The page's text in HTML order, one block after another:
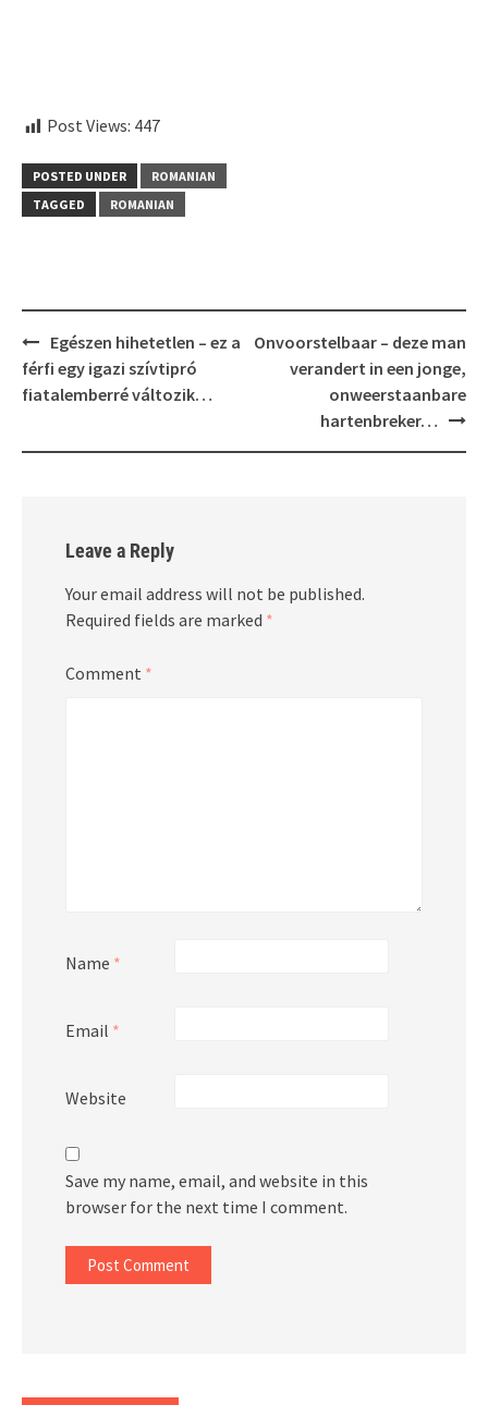
Post Views: 447
POSTED UNDER
ROMANIAN
TAGGED
ROMANIAN
Post
navigation
Egészen hihetetlen – ez a
férfi egy igazi szívtipró
fiatalemberré változik…
Onvoorstelbaar – deze man
verandert in een jonge,
onweerstaanbare
hartenbreker…
Leave a Reply
Your email address will not be published.
Required fields are marked *
Comment *
Name *
Email *
Website
Save my name, email, and website in this
browser for the next time I comment.